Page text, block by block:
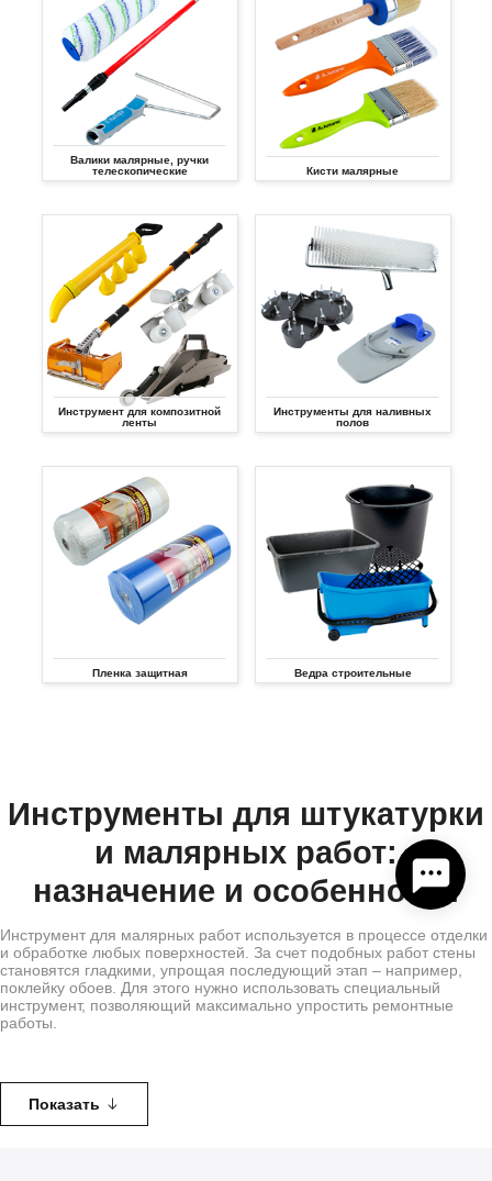
Валики малярные, ручки
телескопические
Кисти малярные
Инструмент для композитной
ленты
Инструменты для наливных
полов
Пленка защитная Ведра строительные
Инструменты для штукатурки
и малярных работ:
назначение и особенности
Инструмент для малярных работ используется в процессе отделки
и обработке любых поверхностей. За счет подобных работ стены
становятся гладкими, упрощая последующий этап – например,
поклейку обоев. Для этого нужно использовать специальный
инструмент, позволяющий максимально упростить ремонтные
работы.
выравнивания: с их помощью можно устранить дефекты с
поверхностей, создать декоративные узоры. Поэтому мастеру по
строительным и ремонтным работам потребуется полноценный
арсенал инструментов.
Показать